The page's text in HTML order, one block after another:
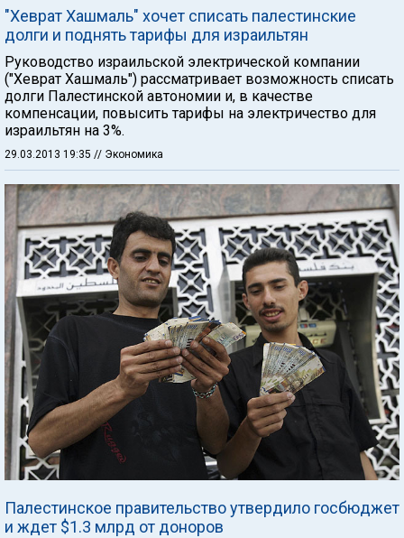
"Хеврат Хашмаль" хочет списать палестинские
долги и поднять тарифы для израильтян
Руководство израильской электрической компании
("Хеврат Хашмаль") рассматривает возможность списать
долги Палестинской автономии и, в качестве
компенсации, повысить тарифы на электричество для
израильтян на 3%.
29.03.2013 19:35 // Экономика
Палестинское правительство утвердило госбюджет
и ждет $1.3 млрд от доноров